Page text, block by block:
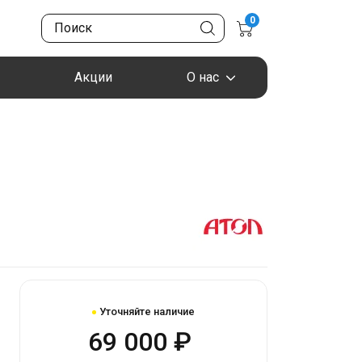
0
Акции О нас
Уточняйте наличие
69 000 ₽